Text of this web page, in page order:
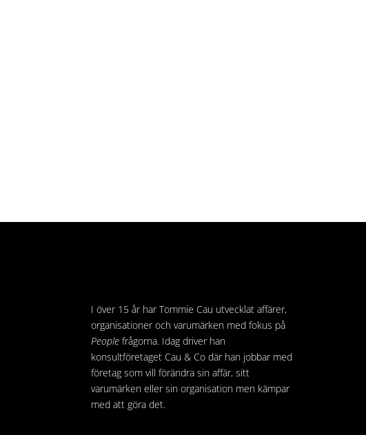
I över 15 år har Tommie Cau utvecklat affärer,
organisationer och varumärken med fokus på
People frågorna. Idag driver han
konsultföretaget Cau & Co där han jobbar med
företag som vill förändra sin affär, sitt
varumärken eller sin organisation men kämpar
med att göra det.